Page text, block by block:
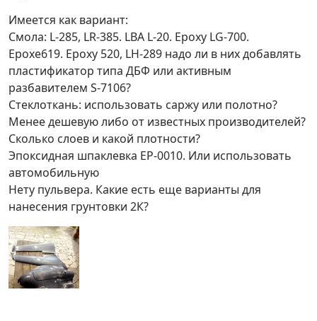
Имеется как вариант:
Смола: L-285, LR-385. LBA L-20. Epoxy LG-700.
Epoxe619. Epoxy 520, LH-289 надо ли в них добавлять
пластификатор типа ДБФ или активным
разбавителем S-7106?
Стеклоткань: использовать саржу или полотно?
Менее дешевую либо от известных производителей?
Сколько слоев и какой плотности?
Эпоксидная шпаклевка EP-0010. Или использовать
автомобильную
Нету пульвера. Какие есть еще варианты для
нанесения грунтовки 2К?